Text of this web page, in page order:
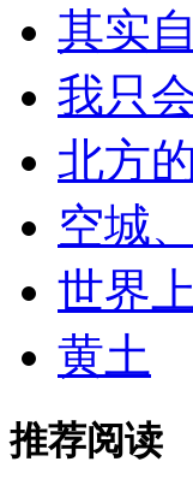
其实
我只
北方
空城
世界
黄土
推荐阅读